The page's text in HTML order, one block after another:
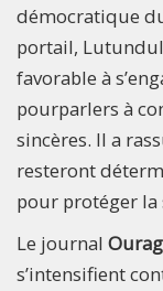
démocratique
portail,
favorable à
pourparlers à
sincères. Il a
resteront
pour protéger la
Le journal
s’intensifient